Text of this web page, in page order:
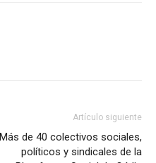
Artículo siguiente
Más de 40 colectivos sociales,
políticos y sindicales de la